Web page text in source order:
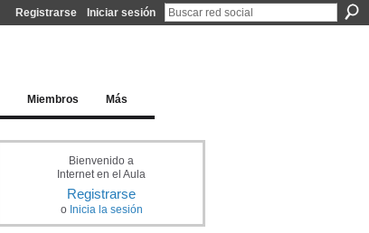
Registrarse Iniciar sesión
Miembros Más
Bienvenido a
Internet en el Aula
Registrarse
o Inicia la sesión